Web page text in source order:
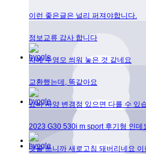
이런 좋은글은 널리 퍼져야합니다.
정보교류 감사 합니다
차에 수영모 씌워 놓은 것 같네요
교환했는데, 똑같아요
쇼바 사양 변경점 있으면 다를 수 있
2023 G30 530i m sport 후기형 인데
댓글 쓰니까 새로고침 돼버리네요 이